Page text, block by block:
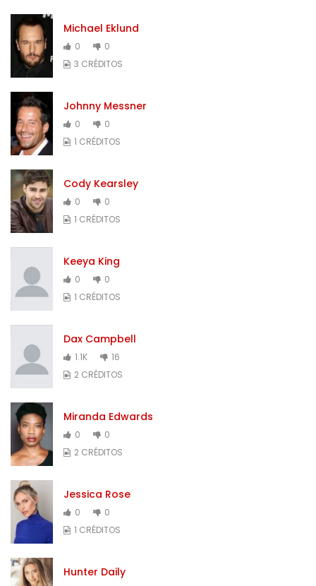
Michael Eklund
0
0
3 CRÉDITOS
Johnny Messner
0
0
1 CRÉDITOS
Cody Kearsley
0
0
1 CRÉDITOS
Keeya King
0
0
1 CRÉDITOS
Dax Campbell
1.1K
16
2 CRÉDITOS
Miranda Edwards
0
0
2 CRÉDITOS
Jessica Rose
0
0
1 CRÉDITOS
Hunter Daily